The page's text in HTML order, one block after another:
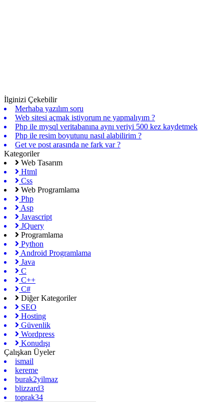
İlginizi Çekebilir
Merhaba yazılım soru
Web sitesi açmak istiyorum ne yapmalıyım ?
Php ile mysql veritabanına aynı veriyi 500 kez kaydetmek
Php ile resim boyutunu nasıl alabilirim ?
Get ve post arasında ne fark var ?
Kategoriler
Web Tasarım
Html
Css
Web Programlama
Php
Asp
Javascript
JQuery
Programlama
Python
Android Programlama
Java
C
C++
C#
Diğer Kategoriler
SEO
Hosting
Güvenlik
Wordpress
Konudışı
Çalışkan Üyeler
ismail
kereme
burak2yilmaz
blizzard3
toprak34